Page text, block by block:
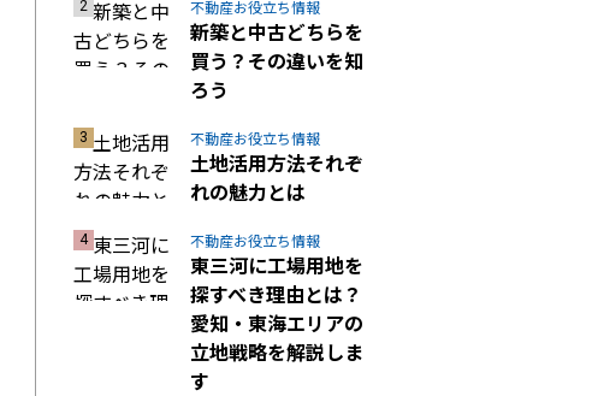
不動産お役立ち情報
新築と中古どちらを
買う？その違いを知
ろう
不動産お役立ち情報
土地活用方法それぞ
れの魅力とは
不動産お役立ち情報
東三河に工場用地を
探すべき理由とは？
愛知・東海エリアの
立地戦略を解説しま
す